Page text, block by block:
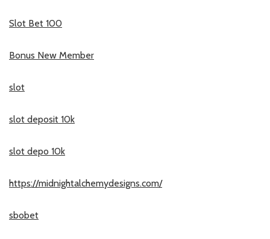
Slot Bet 100
Bonus New Member
slot
slot deposit 10k
slot depo 10k
https://midnightalchemydesigns.com/
sbobet